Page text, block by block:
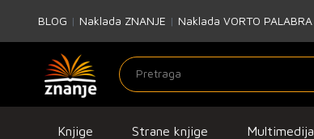
BLOG | Naklada ZNANJE | Naklada VORTO PALABRA
Knjige Strane knjige Multimedija